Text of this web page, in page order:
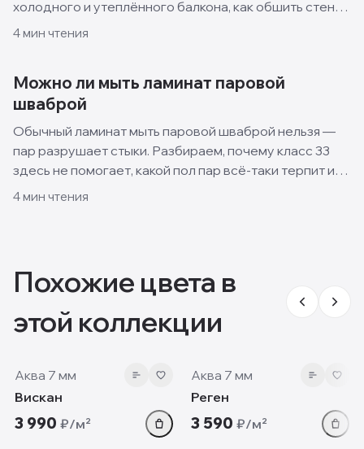
холодного и утеплённого балкона, как обшить стены
и пол своими руками и какие решения смотрятся
4мин чтения
Можно ли мыть ламинат паровой
шваброй
Обычный ламинат мыть паровой шваброй нельзя —
пар разрушает стыки. Разбираем, почему класс 33
здесь не помогает, какой пол пар всё-таки терпит и
как правильно ухаживать за ламинатом.
4мин чтения
Похожие цвета в
этой коллекции
Аква 7 мм
Вискан
3 990 ₽/м²
Аква 7 мм
Реген
3 590 ₽/м²